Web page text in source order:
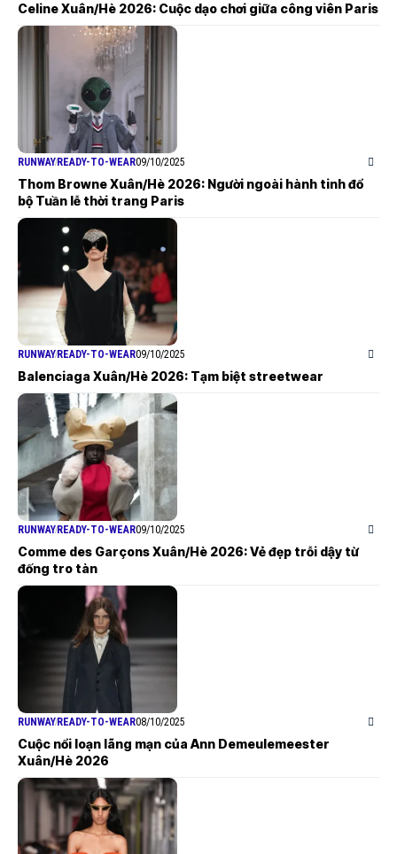
Celine Xuân/Hè 2026: Cuộc dạo chơi giữa công viên Paris
RUNWAYREADY-TO-WEAR09/10/2025
Thom Browne Xuân/Hè 2026: Người ngoài hành tinh đổ
bộ Tuần lễ thời trang Paris
RUNWAYREADY-TO-WEAR09/10/2025
Balenciaga Xuân/Hè 2026: Tạm biệt streetwear
RUNWAYREADY-TO-WEAR09/10/2025
Comme des Garçons Xuân/Hè 2026: Vẻ đẹp trỗi dậy từ
đống tro tàn
RUNWAYREADY-TO-WEAR08/10/2025
Cuộc nổi loạn lãng mạn của Ann Demeulemeester
Xuân/Hè 2026